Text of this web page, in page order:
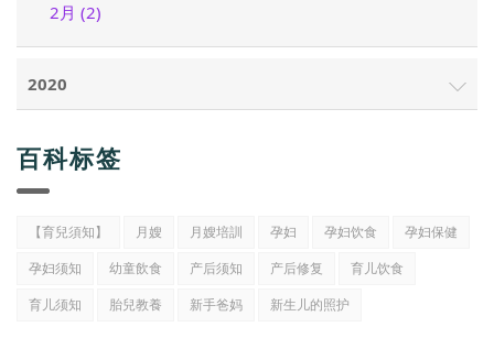
2月 (2)
2020
百科标签
【育兒須知】 月嫂 月嫂培訓 孕妇 孕妇饮食
孕妇保健
孕妇须知
幼童飲食 产后须知 产后修复
育儿饮食
育儿须知
胎兒教養 新手爸妈 新生儿的照护